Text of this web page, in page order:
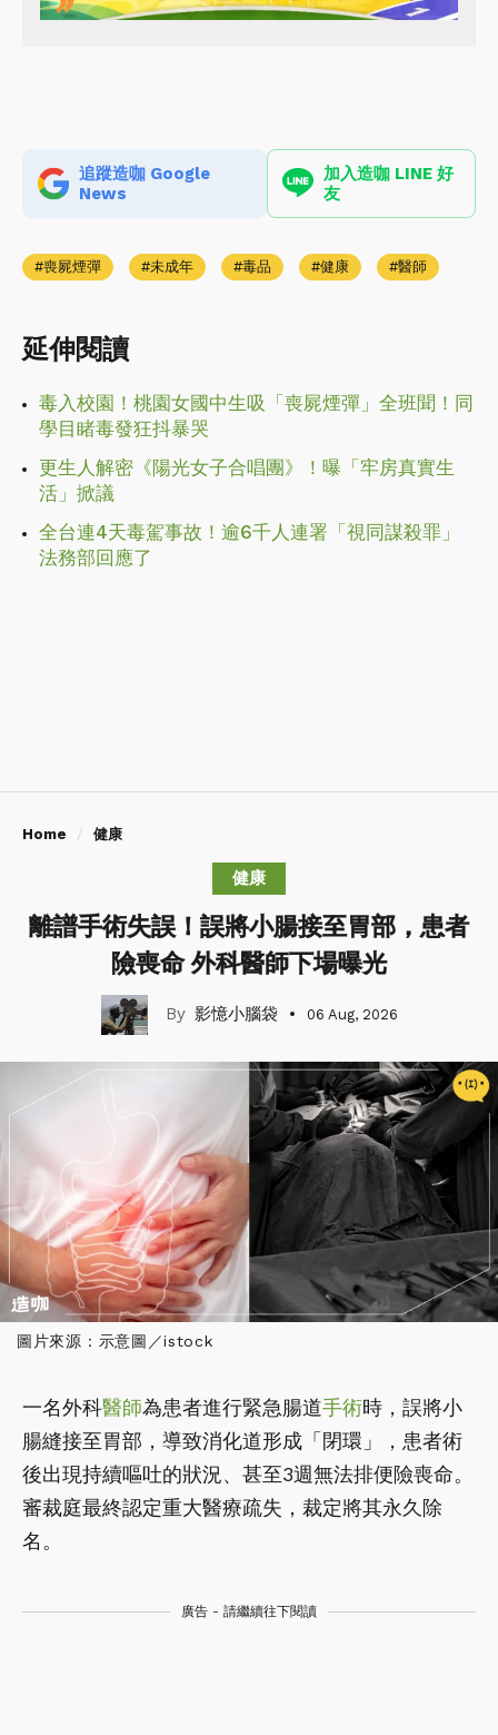
追蹤造咖 Google
News
加入造咖 LINE 好
友
喪屍煙彈 未成年 毒品 健康 醫師
延伸閱讀
毒入校園！桃園女國中生吸「喪屍煙彈」全班聞！同
學目睹毒發狂抖暴哭
更生人解密《陽光女子合唱團》！曝「牢房真實生
活」掀議
全台連4天毒駕事故！逾6千人連署「視同謀殺罪」
法務部回應了
Home 健康
健康
離譜手術失誤！誤將小腸接至胃部，患者
險喪命 外科醫師下場曝光
影憶小腦袋 06 Aug, 2026
圖片來源：示意圖／istock
一名外科醫師為患者進行緊急腸道手術時，誤將小
腸縫接至胃部，導致消化道形成「閉環」，患者術
後出現持續嘔吐的狀況、甚至3週無法排便險喪命。
審裁庭最終認定重大醫療疏失，裁定將其永久除
名。
廣告 - 請繼續往下閱讀